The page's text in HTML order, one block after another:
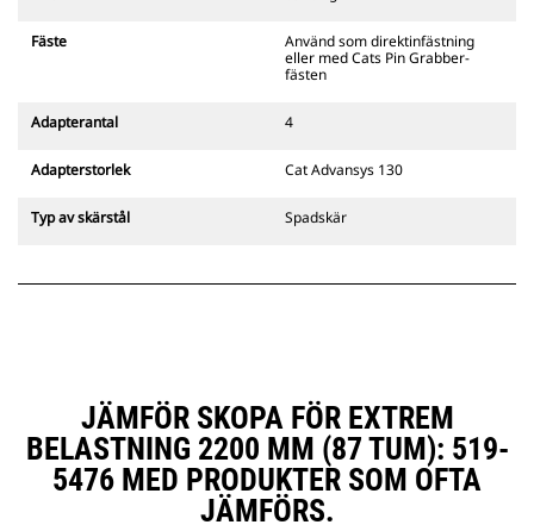
med bandgående grävmaskiner
311–352 och alla hjulburna
dikesbredd finns även tillgängliga.
det CW-anpassade redskapsfästet
redskapsfästets gångjärn. CW-
säkert låst.
Fäste
Använd som direktinfästning
eller med Cats Pin Grabber-
fästen
Adapterantal 4
Adapterstorlek Cat Advansys 130
Typ av skärstål Spadskär
JÄMFÖR SKOPA FÖR EXTREM
BELASTNING 2200 MM (87 TUM): 519-
5476 MED PRODUKTER SOM OFTA
JÄMFÖRS.